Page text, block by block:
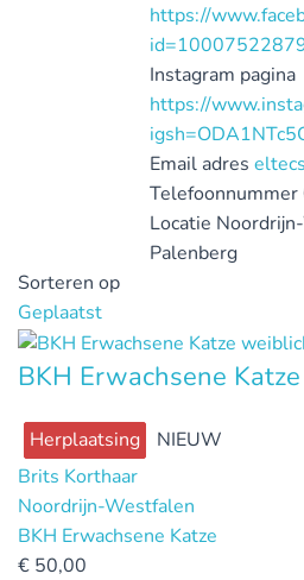
https://
Instagram pagina
https://
Email adres
Telefoonnummer
Locatie
Palenberg
Sorteren op
Geplaatst
BKH Erwachsene
Herplaatsing
NIEUW
Brits Korthaar
Noordrijn-Westfalen
BKH Erwachsene Katze
€ 50,00